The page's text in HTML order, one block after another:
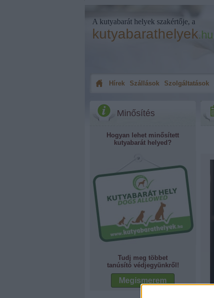
A kutyabarát helyek szakértője, a
kutyabarathelyek.hu
Hírek Szállások Szolgáltatások
Minősítés
Hogyan lehet minősített
kutyabarát helyed?
Tudj meg többet
tanúsító védjegyünkről!
Megismerem